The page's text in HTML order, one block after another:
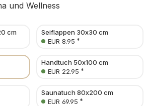
und Wellness
cm
Seiflappen 30x30 cm
EUR 8.95 *
Handtuch 50x100 cm
EUR 22.95 *
Saunatuch 80x200 cm
EUR 69.95 *